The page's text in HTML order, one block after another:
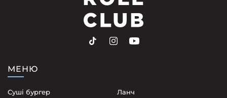
МЕНЮ
Суші бургер Ланч